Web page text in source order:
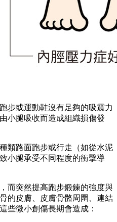
步或運動鞋沒有足夠的吸震力
小腿吸收而造成組織損傷發
類路面跑步或行走（如從水泥
小腿承受不同程度的衝擊導
而突然提高跑步鍛鍊的強度與
的皮膚、皮膚骨骼周圍、連結
些微小創傷長期會造成：